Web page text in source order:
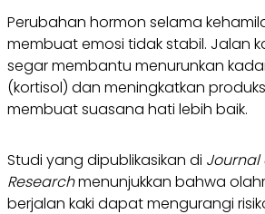
Perubahan hormon selama
membuat emosi tidak stabil. Jalan
segar membantu menurunkan
(kortisol) dan meningkatkan
membuat suasana hati lebih baik.
Studi yang dipublikasikan di Journal
Researchmenunjukkan bahwa
berjalan kaki dapat mengurangi